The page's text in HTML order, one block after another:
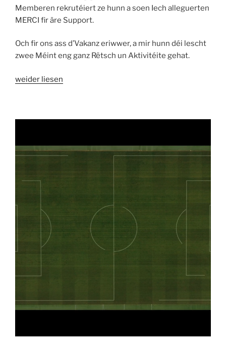
Memberen rekrutéiert ze hunn a soen Iech alleguerten
MERCI fir äre Support.
Och fir ons ass d’Vakanz eriwwer, a mir hunn déi lescht
zwee Méint eng ganz Rëtsch un Aktivitéite gehat.
weider liesen